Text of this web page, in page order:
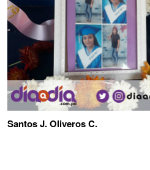
Santos J. Oliveros C.